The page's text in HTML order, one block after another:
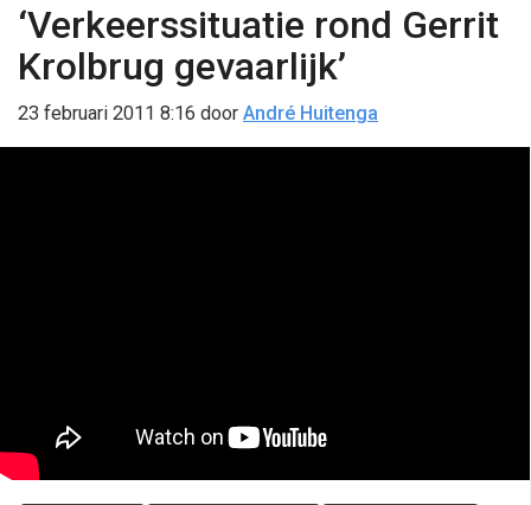
‘Verkeerssituatie rond Gerrit
Krolbrug gevaarlijk’
23 februari 2011 8:16 door André Huitenga